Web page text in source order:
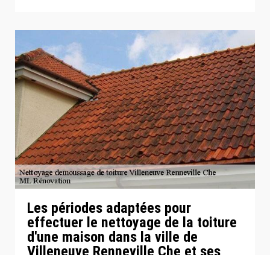
Les périodes adaptées pour
effectuer le nettoyage de la toiture
d'une maison dans la ville de